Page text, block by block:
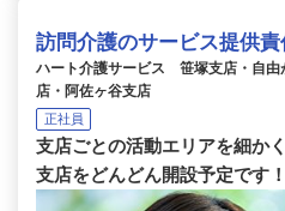
訪問介護のサービス提供責
ハート介護サービス 笹塚支店・自由
店・阿佐ヶ谷支店
正社員
支店ごとの活動エリアを細か
支店をどんどん開設予定です！